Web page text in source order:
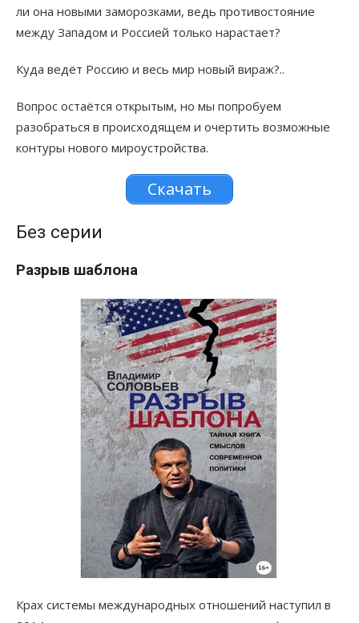
ли она новыми заморозками, ведь противостояние
между Западом и Россией только нарастает?
Куда ведёт Россию и весь мир новый вираж?..
Вопрос остаётся открытым, но мы попробуем
разобраться в происходящем и очертить возможные
контуры нового мироустройства.
Скачать
Без серии
Разрыв шаблона
Крах системы международных отношений наступил в